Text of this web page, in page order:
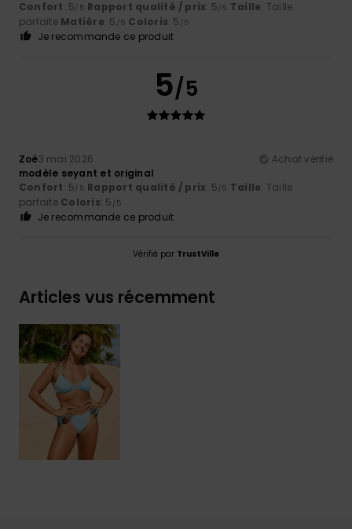
Confort: 5/5 Rapport qualité / prix: 5/5 Taille: Taille
parfaite Matière: 5 /5 Coloris: 5 /5
Je recommande ce produit
5/5
Zoé3 mai 2026
Achat vérifié
modèle seyant et original
Confort: 5/5 Rapport qualité / prix: 5/5 Taille: Taille
parfaite Coloris: 5 /5
Je recommande ce produit
Vérifié par TrustVille
Articles vus récemment